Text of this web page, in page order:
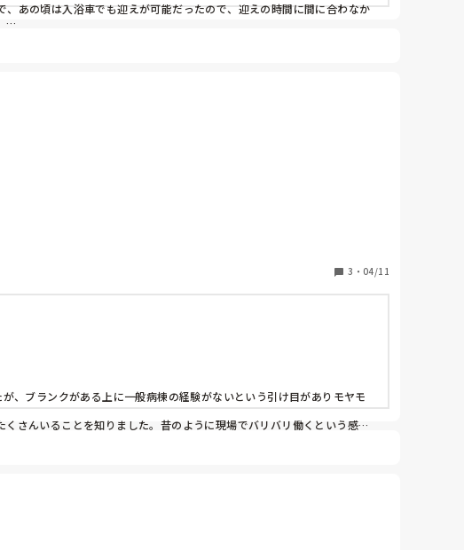
あの頃は入浴車でも迎えが可能だったので、迎えの時間に間に合わなか
て最後までうちの子供は見て貰ってました。18時半までの保育園で延長
の事情とかを聞いてくれて、シフト組む会社もあるので、条件はしっか
3 ・ 04/11
、ブランクがある上に一般病棟の経験がないという引け目がありモヤモ
さんいることを知りました。昔のように現場でバリバリ働くという感じ